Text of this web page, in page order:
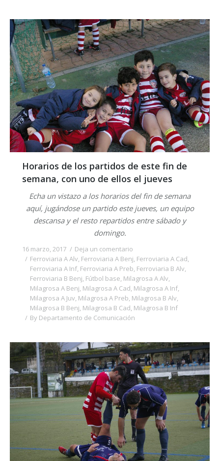
Horarios de los partidos de este fin de
semana, con uno de ellos el jueves
Echa un vistazo a los horarios del fin de semana
aquí, jugándose un partido este jueves, un equipo
descansa y el resto repartidos entre sábado y
domingo.
16 marzo, 2017
Deja un comentario
Ferroviaria A Alv, Ferroviaria A Benj, Ferroviaria A Cad,
Ferroviaria A Inf, Ferroviaria A Preb, Ferroviaria B Alv,
Ferroviaria B Benj, Fútbol base, Milagrosa A Alv,
Milagrosa A Benj, Milagrosa A Cad, Milagrosa A Inf,
Milagrosa A Juv, Milagrosa A Preb, Milagrosa B Alv,
Milagrosa B Benj, Milagrosa B Cad, Milagrosa B Inf
By Departamento de Comunicación